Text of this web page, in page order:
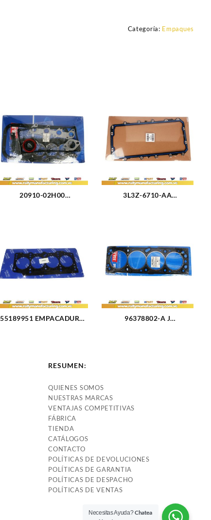
Categoría: Empaques
20910-02H00
3L3Z-6710-AA
55189951 EMPACADURA
96378802-A J
RESUMEN:
QUIENES SOMOS
NUESTRAS MARCAS
VENTAJAS COMPETITIVAS
FÁBRICA
TIENDA
CATÁLOGOS
CONTACTO
POLÍTICAS DE DEVOLUCIONES
POLÍTICAS DE GARANTIA
POLÍTICAS DE DESPACHO
POLÍTICAS DE VENTAS
Necesitas Ayuda?Chatea